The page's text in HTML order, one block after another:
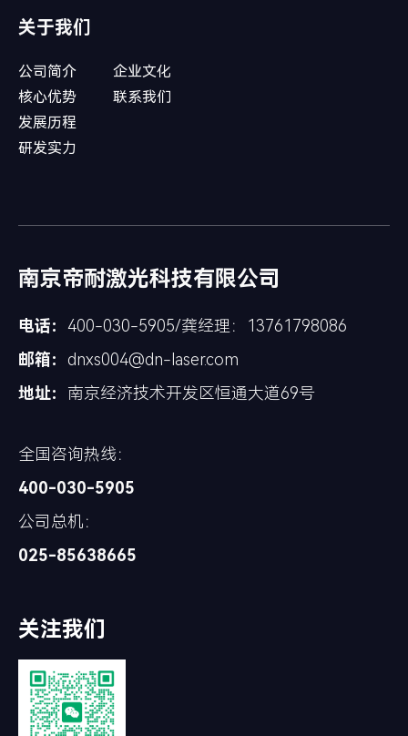
关于我们
公司简介
核心优势
发展历程
研发实力
企业文化
联系我们
南京帝耐激光科技有限公司
电话： 400-030-5905/龚经理：13761798086
邮箱： dnxs004@dn-laser.com
地址： 南京经济技术开发区恒通大道69号
全国咨询热线：
400-030-5905
公司总机：
025-85638665
关注我们